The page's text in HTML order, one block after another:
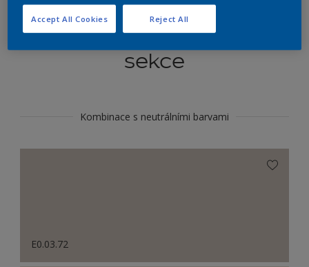
Koordinovat barevné
sekce
Kombinace s neutrálními barvami
E0.03.72
Reject All
Accept All Cookies